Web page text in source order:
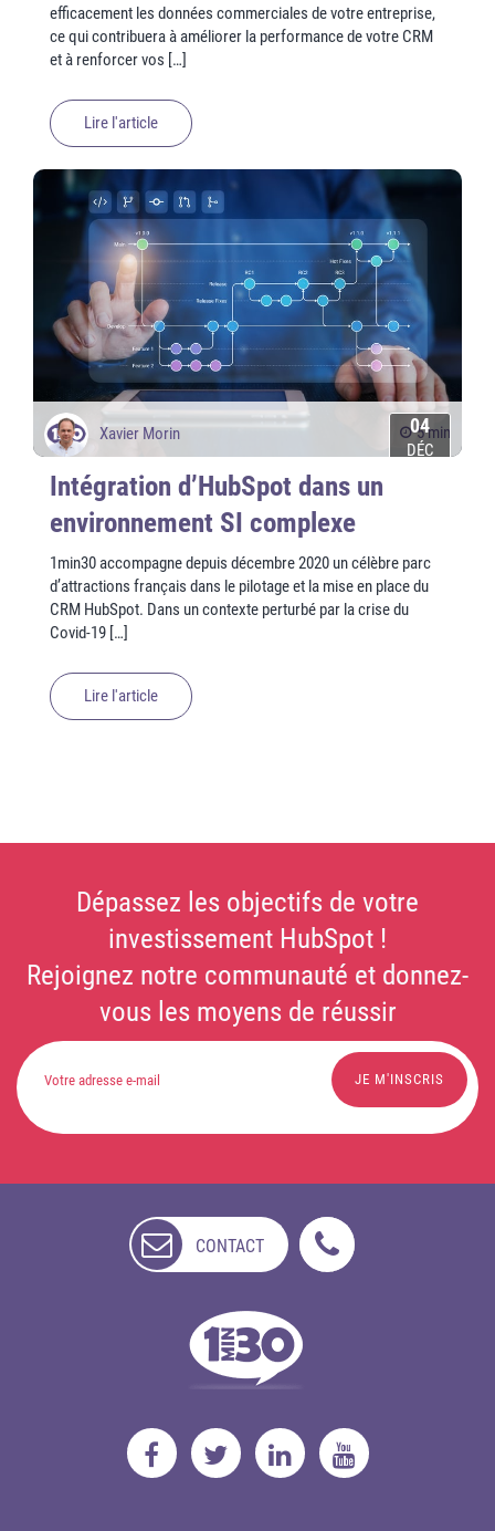
efficacement les données commerciales de votre entreprise,
ce qui contribuera à améliorer la performance de votre CRM
et à renforcer vos […]
Lire l'article
04
DÉC
Xavier Morin 5 min
Intégration d’HubSpot dans un
environnement SI complexe
1min30 accompagne depuis décembre 2020 un célèbre parc
d’attractions français dans le pilotage et la mise en place du
CRM HubSpot. Dans un contexte perturbé par la crise du
Covid-19 […]
Lire l'article
Dépassez les objectifs de votre
investissement HubSpot !
Rejoignez notre communauté et donnez-
vous les moyens de réussir
CONTACT
DISPONIBLE